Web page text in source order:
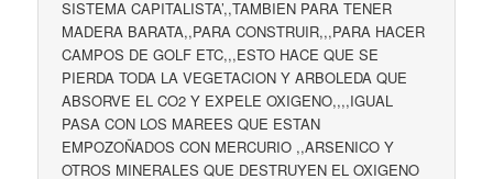
SISTEMA CAPITALISTA’,,TAMBIEN PARA TENER
MADERA BARATA,,PARA CONSTRUIR,,,PARA HACER
CAMPOS DE GOLF ETC,,,ESTO HACE QUE SE
PIERDA TODA LA VEGETACION Y ARBOLEDA QUE
ABSORVE EL CO2 Y EXPELE OXIGENO,,,,IGUAL
PASA CON LOS MAREES QUE ESTAN
EMPOZOÑADOS CON MERCURIO ,,ARSENICO Y
OTROS MINERALES QUE DESTRUYEN EL OXIGENO